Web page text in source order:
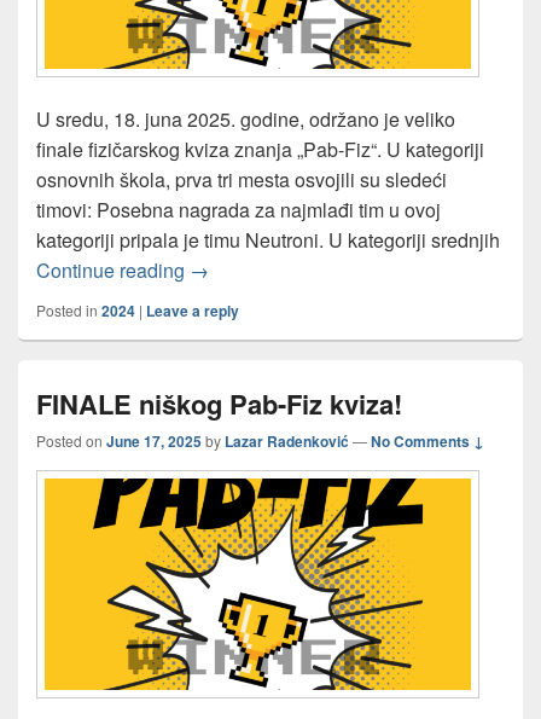
U sredu, 18. juna 2025. godine, održano je veliko
finale fizičarskog kviza znanja „Pab-Fiz“. U kategoriji
osnovnih škola, prva tri mesta osvojili su sledeći
timovi: Posebna nagrada za najmlađi tim u ovoj
kategoriji pripala je timu Neutroni. U kategoriji srednjih
Continue reading Održano FINALE niškog Pab-Fiz kviza!
→
Posted in 2024 | Leave a reply
FINALE niškog Pab-Fiz kviza!
Posted on June 17, 2025by Lazar Radenković —No Comments ↓